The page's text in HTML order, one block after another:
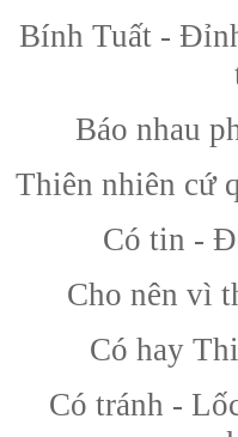
Bính Tuất -
Báo nhau
Thiên nhiên cứ
Có tin -
Cho nên vì
Có hay
Có tránh -